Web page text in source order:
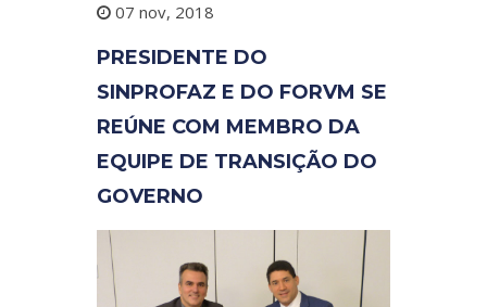
07 nov, 2018
PRESIDENTE DO
SINPROFAZ E DO FORVM SE
REÚNE COM MEMBRO DA
EQUIPE DE TRANSIÇÃO DO
GOVERNO